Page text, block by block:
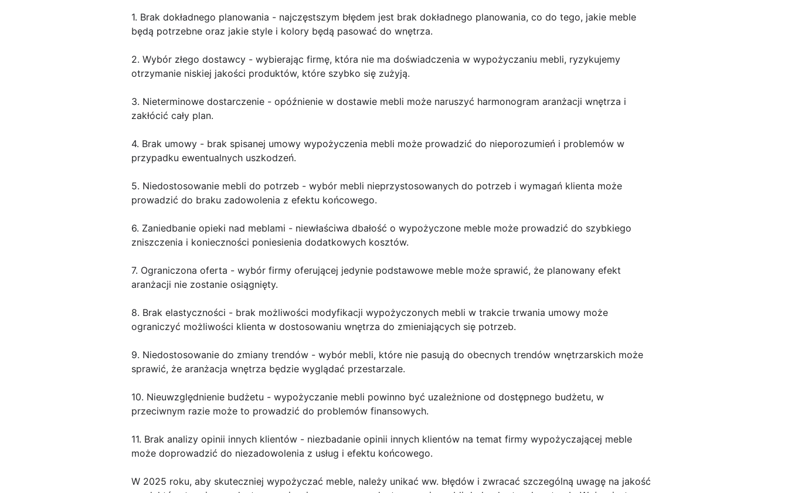
1. Brak dokładnego planowania - najczęstszym błędem jest brak dokładnego planowania, co do tego, jakie meble
będą potrzebne oraz jakie style i kolory będą pasować do wnętrza.
2. Wybór złego dostawcy - wybierając firmę, która nie ma doświadczenia w wypożyczaniu mebli, ryzykujemy
otrzymanie niskiej jakości produktów, które szybko się zużyją.
3. Nieterminowe dostarczenie - opóźnienie w dostawie mebli może naruszyć harmonogram aranżacji wnętrza i
zakłócić cały plan.
4. Brak umowy - brak spisanej umowy wypożyczenia mebli może prowadzić do nieporozumień i problemów w
przypadku ewentualnych uszkodzeń.
5. Niedostosowanie mebli do potrzeb - wybór mebli nieprzystosowanych do potrzeb i wymagań klienta może
prowadzić do braku zadowolenia z efektu końcowego.
6. Zaniedbanie opieki nad meblami - niewłaściwa dbałość o wypożyczone meble może prowadzić do szybkiego
zniszczenia i konieczności poniesienia dodatkowych kosztów.
7. Ograniczona oferta - wybór firmy oferującej jedynie podstawowe meble może sprawić, że planowany efekt
aranżacji nie zostanie osiągnięty.
8. Brak elastyczności - brak możliwości modyfikacji wypożyczonych mebli w trakcie trwania umowy może
ograniczyć możliwości klienta w dostosowaniu wnętrza do zmieniających się potrzeb.
9. Niedostosowanie do zmiany trendów - wybór mebli, które nie pasują do obecnych trendów wnętrzarskich może
sprawić, że aranżacja wnętrza będzie wyglądać przestarzale.
10. Nieuwzględnienie budżetu - wypożyczanie mebli powinno być uzależnione od dostępnego budżetu, w
przeciwnym razie może to prowadzić do problemów finansowych.
11. Brak analizy opinii innych klientów - niezbadanie opinii innych klientów na temat firmy wypożyczającej meble
może doprowadzić do niezadowolenia z usług i efektu końcowego.
W 2025 roku, aby skuteczniej wypożyczać meble, należy unikać ww. błędów i zwracać szczególną uwagę na jakość